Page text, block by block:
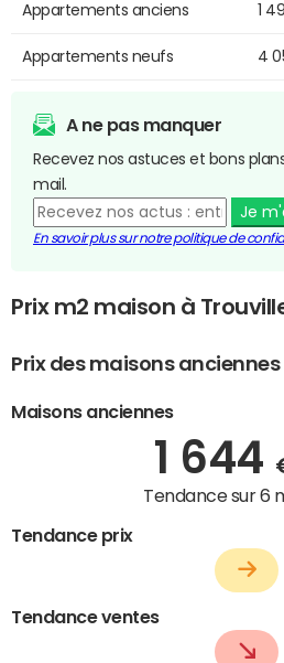
Appartements anciens 1
Appartements neufs 4
A ne pas manquer
Recevez nos astuces et bons
mail.
Je
En savoir plus sur notre politique de
Prix m2 maison à
Prix des maisons anciennes
Maisons anciennes
1 644
Tendance sur 6
Tendance prix
Tendance ventes